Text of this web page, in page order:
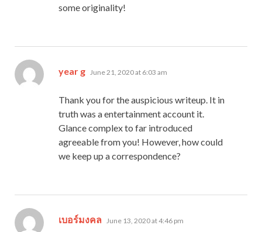
some originality!
year g says:
June 21, 2020 at 6:03 am
Thank you for the auspicious writeup. It in
truth was a entertainment account it.
Glance complex to far introduced
agreeable from you! However, how could
we keep up a correspondence?
เบอร์มงคล says:
June 13, 2020 at 4:46 pm